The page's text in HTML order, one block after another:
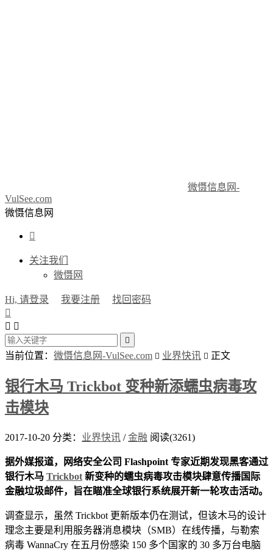
微慑信息网-
VulSee.com
微慑信息网

关注我们
微慑网
Hi, 请登录 我要注册
找回密码

 

当前位置： 微慑信息网-VulSee.com  业界快讯  正文
银行木马 Trickbot 变种新添蠕虫病毒攻
击模块
2017-10-20 分类： 业界快讯 /金融 阅读(3261)
据外媒报道，网络安全公司 Flashpoint 专家近期发现黑客通过
银行木马 Trickbot 新变种的蠕虫病毒攻击模块肆意传播国际
金融垃圾邮件，旨在瞄准全球银行系统展开新一轮攻击活动。
调查显示，虽然 Trickbot 更新版本仍在测试，但该木马的设计
理念主要是利用服务器消息模块（SMB）在线传播，与勒索
病毒 WannaCry 在五月份感染 150 多个国家的 30 多万台电脑